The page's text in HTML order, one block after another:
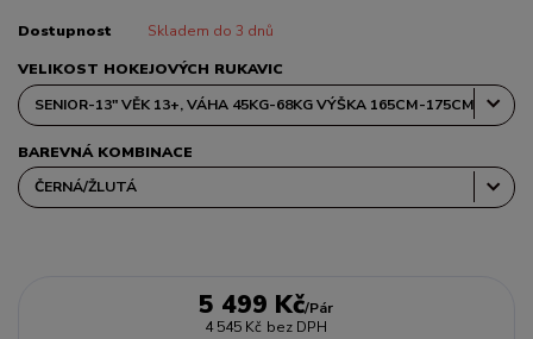
Dostupnost Skladem do 3 dnů
VELIKOST HOKEJOVÝCH RUKAVIC
BAREVNÁ KOMBINACE
5 499 Kč/Pár
4 545 Kč bez DPH